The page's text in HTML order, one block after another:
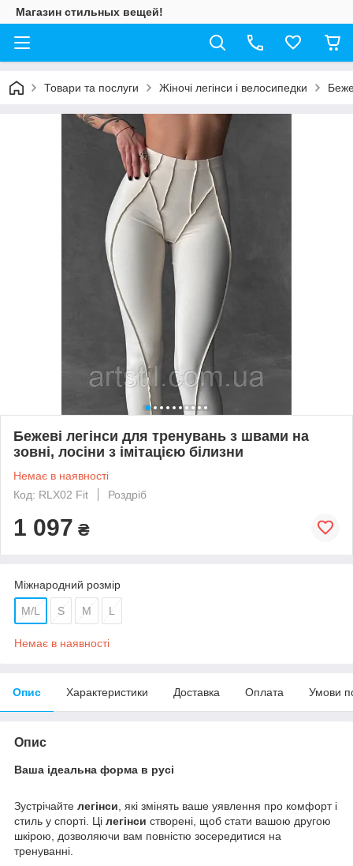
Магазин стильных вещей!
Товари та послуги Жіночі легінси і велосипедки
Бежеві легінси для тренувань з швами на
зовні, лосіни з імітацією білизни
Немає в наявності
Код: RLX02 Fit
Роздріб
1 097 ₴
Міжнародний розмір
M/L S M L
Немає в наявності
Опис Характеристики Доставка Оплата Умови
Опис
Ваша ідеальна форма в русі
Зустрічайте легінси , які змінять ваше уявлення про комфорт і
стиль у спорті. Ці легінси створені, щоб стати вашою другою
шкірою, дозволяючи вам повністю зосередитися на
тренуванні.